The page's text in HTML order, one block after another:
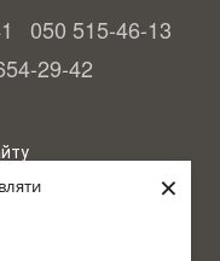
×
050 515-46-13
29-42
врожаю